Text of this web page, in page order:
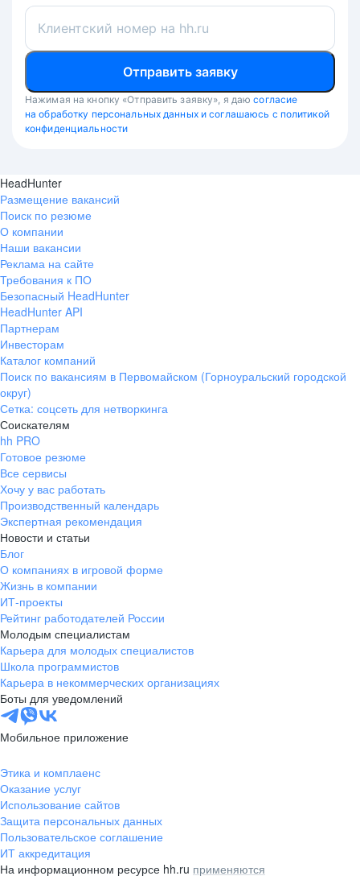
Клиентский номер на hh.ru
Отправить заявку
Нажимая на кнопку «Отправить заявку», я даю согласие
на обработку персональных данных и соглашаюсь с политикой
конфиденциальности
HeadHunter
Размещение вакансий
Поиск по резюме
О компании
Наши вакансии
Реклама на сайте
Требования к ПО
Безопасный HeadHunter
HeadHunter API
Партнерам
Инвесторам
Каталог компаний
Поиск по вакансиям в Первомайском (Горноуральский городской
округ)
Сетка: соцсеть для нетворкинга
Соискателям
hh PRO
Готовое резюме
Все сервисы
Хочу у вас работать
Производственный календарь
Экспертная рекомендация
Новости и статьи
Блог
О компаниях в игровой форме
Жизнь в компании
ИТ-проекты
Рейтинг работодателей России
Молодым специалистам
Карьера для молодых специалистов
Школа программистов
Карьера в некоммерческих организациях
Боты для уведомлений
Мобильное приложение
Этика и комплаенс
Оказание услуг
Использование сайтов
Защита персональных данных
Пользовательское соглашение
ИТ аккредитация
На информационном ресурсе hh.ru применяются